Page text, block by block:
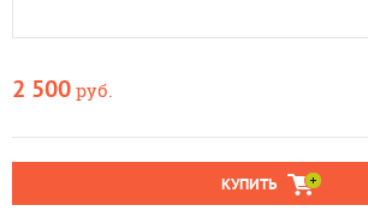
2 500 руб.
КУПИТЬ